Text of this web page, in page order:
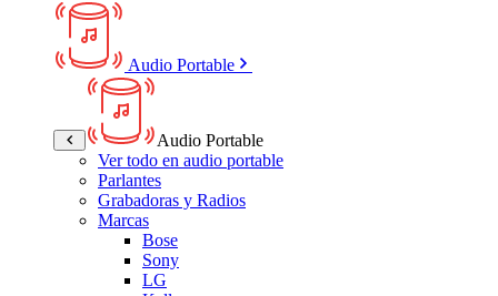
Audio Portable
Audio Portable
Ver todo en audio portable
Parlantes
Grabadoras y Radios
Marcas
Bose
Sony
LG